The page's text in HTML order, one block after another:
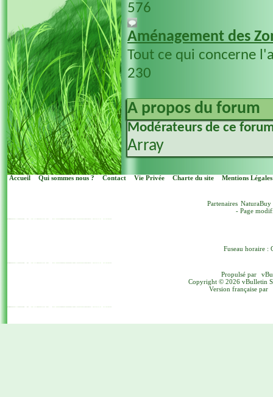
576
Aménagement des
Tout ce qui concerne
230
A propos du forum
Modérateurs de ce
Array
Accueil Qui sommes nous ? Contact Vie Privée Charte du site Mentions Légales
Partenaires NaturaBuy
- Page
Fuseau horaire :
Propulsé par
Copyright © 2026 vBulletin
Version française par